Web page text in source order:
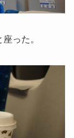
った。